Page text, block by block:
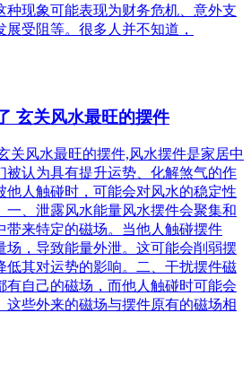
种现象可能表现为财务危机、意外支
展受阻等。很多人并不知道，
玄关风水最旺的摆件
关风水最旺的摆件,风水摆件是家居中
被认为具有提升运势、化解煞气的作
他人触碰时，可能会对风水的稳定性
一、泄露风水能量风水摆件会聚集和
带来特定的磁场。当他人触碰摆件
场，导致能量外泄。这可能会削弱摆
低其对运势的影响。二、干扰摆件磁
有自己的磁场，而他人触碰时可能会
这些外来的磁场与摆件原有的磁场相